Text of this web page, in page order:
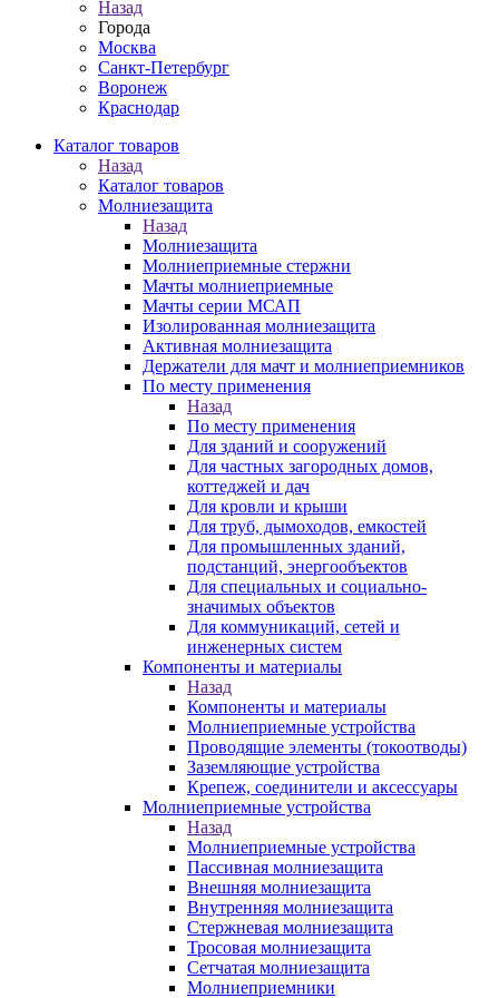
Назад
Города
Москва
Санкт-Петербург
Воронеж
Краснодар
Каталог товаров
Назад
Каталог товаров
Молниезащита
Назад
Молниезащита
Молниеприемные стержни
Мачты молниеприемные
Мачты серии МСАП
Изолированная молниезащита
Активная молниезащита
Держатели для мачт и молниеприемников
По месту применения
Назад
По месту применения
Для зданий и сооружений
Для частных загородных домов,
коттеджей и дач
Для кровли и крыши
Для труб, дымоходов, емкостей
Для промышленных зданий,
подстанций, энергообъектов
Для специальных и социально-
значимых объектов
Для коммуникаций, сетей и
инженерных систем
Компоненты и материалы
Назад
Компоненты и материалы
Молниеприемные устройства
Проводящие элементы (токоотводы)
Заземляющие устройства
Крепеж, соединители и аксессуары
Молниеприемные устройства
Назад
Молниеприемные устройства
Пассивная молниезащита
Внешняя молниезащита
Внутренняя молниезащита
Стержневая молниезащита
Тросовая молниезащита
Сетчатая молниезащита
Молниеприемники